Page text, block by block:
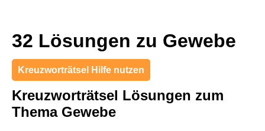
32 Lösungen zu Gewebe
Kreuzworträtsel Hilfe nutzen
Kreuzworträtsel Lösungen zum
Thema Gewebe